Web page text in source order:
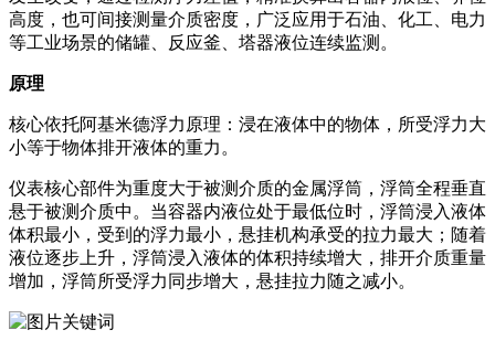
高度，也可间接测量介质密度，广泛应用于石油、化工、电力
等工业场景的储罐、反应釜、塔器液位连续监测。
原理
核心依托阿基米德浮力原理：浸在液体中的物体，所受浮力大
小等于物体排开液体的重力。
仪表核心部件为重度大于被测介质的金属浮筒，浮筒全程垂直
悬于被测介质中。当容器内液位处于最低位时，浮筒浸入液体
体积最小，受到的浮力最小，悬挂机构承受的拉力最大；随着
液位逐步上升，浮筒浸入液体的体积持续增大，排开介质重量
增加，浮筒所受浮力同步增大，悬挂拉力随之减小。